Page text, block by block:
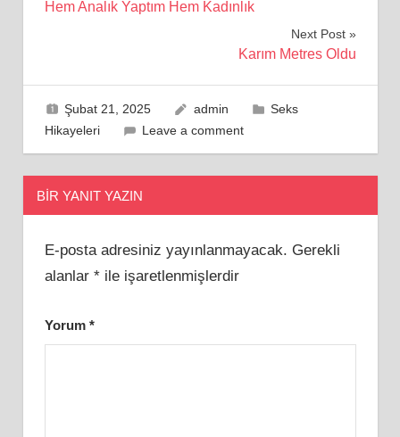
Hem Analık Yaptım Hem Kadınlık
Next Post
Karım Metres Oldu
Şubat 21, 2025 admin
Seks
Hikayeleri
Leave a comment
BIR YANIT YAZIN
E-posta adresiniz yayınlanmayacak. Gerekli
alanlar *ile işaretlenmişlerdir
Yorum *